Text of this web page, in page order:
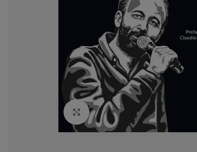
Clicca per ingrandire